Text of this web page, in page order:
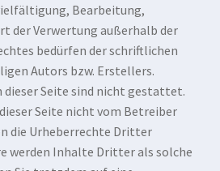
Bearbeitung,
der Verwertung außerhalb der
bedürfen der schriftlichen
Autors bzw. Erstellers.
dieser Seite sind nicht gestattet.
Seite nicht vom Betreiber
die Urheberrechte Dritter
werden Inhalte Dritter als solche